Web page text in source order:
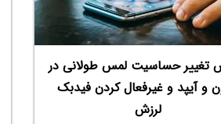
تغییر حساسیت لمس طولانی در
و آیپد و غیرفعال کردن فیدبک
لرزش